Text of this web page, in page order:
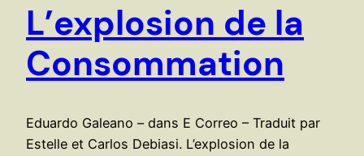
L’explosion de la
Consommation
Eduardo Galeano – dans E Correo – Traduit par
Estelle et Carlos Debiasi. L’explosion de la